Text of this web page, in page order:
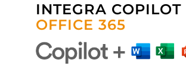
INTEGRA COPILOT
OFFICE 365